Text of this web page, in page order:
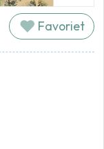
Favoriet